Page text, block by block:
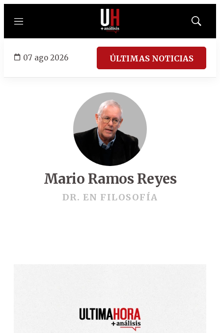
Menú
Mostrar
07 ago 2026 ÚLTIMAS NOTICIAS
Mario Ramos Reyes
DR. EN FILOSOFÍA